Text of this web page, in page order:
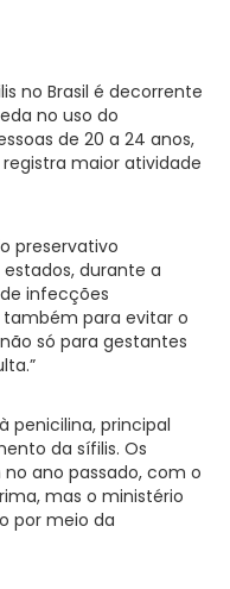
no Brasil é decorrente
no uso do
de 20 a 24 anos,
maior atividade
preservativo
durante a
infecções
para evitar o
só para gestantes
penicilina, principal
da sífilis. Os
ano passado, com o
mas o ministério
por meio da